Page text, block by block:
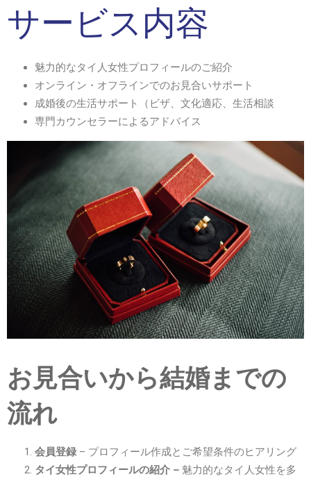
サービス内容
魅力的なタイ人女性プロフィールのご紹介
オンライン・オフラインでのお見合いサポート
成婚後の生活サポート（ビザ、文化適応、生活相談
専門カウンセラーによるアドバイス
お見合いから結婚までの
流れ
会員登録 – プロフィール作成とご希望条件のヒアリング
タイ女性プロフィールの紹介 – 魅力的なタイ人女性を多